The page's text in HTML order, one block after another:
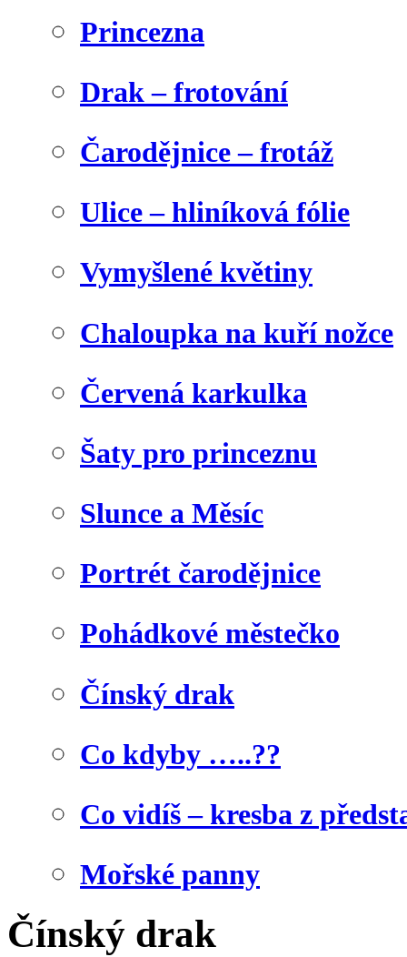
Princezna
Drak – frotování
Čarodějnice – frotáž
Ulice – hliníková fólie
Vymyšlené květiny
Chaloupka na kuří nožce
Červená karkulka
Šaty pro princeznu
Slunce a Měsíc
Portrét čarodějnice
Pohádkové městečko
Čínský drak
Co kdyby …..??
Co vidíš – kresba z
Mořské panny
Čínský drak